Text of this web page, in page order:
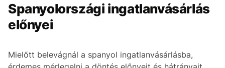
Spanyolországi ingatlanvásárlás
előnyei
Mielőtt belevágnál a spanyol ingatlanvásárlásba,